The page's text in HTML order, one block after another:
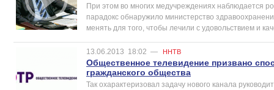
При этом во многих медучреждениях наблюдается
парадокс обнаружило министерство
менять для того, чтобы лечили с удовольствием и
13.06.2013 18:02 — ННТВ
Общественное телевидение призвано
гражданского общества
Так охарактеризовал задачу нового канала